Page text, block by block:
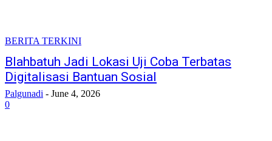
BERITA TERKINI
Blahbatuh Jadi Lokasi Uji Coba Terbatas
Digitalisasi Bantuan Sosial
Palgunadi - June 4, 2026
0